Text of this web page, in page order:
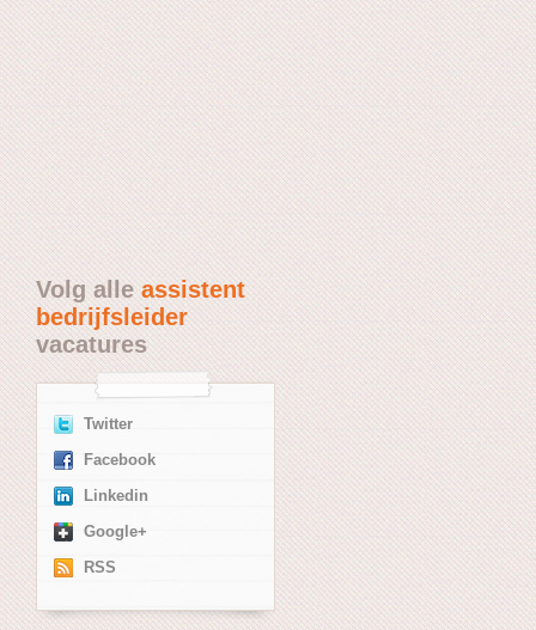
Volg alleassistent
bedrijfsleider
vacatures
Twitter
Facebook
Linkedin
Google+
RSS